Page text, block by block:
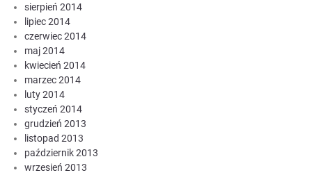
sierpień 2014
lipiec 2014
czerwiec 2014
maj 2014
kwiecień 2014
marzec 2014
luty 2014
styczeń 2014
grudzień 2013
listopad 2013
październik 2013
wrzesień 2013